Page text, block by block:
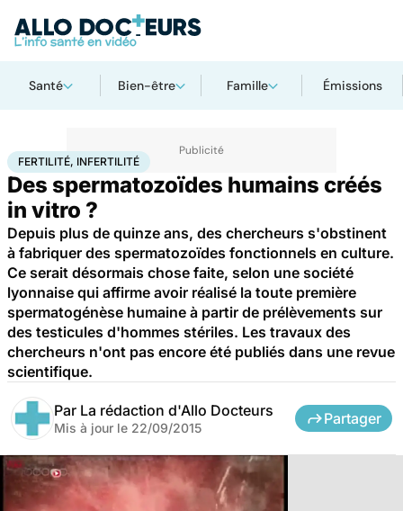
Santé Bien-être Famille Émissions
Accueil SantéMaladiesCancer Fertilité, infertilité
FERTILITÉ, INFERTILITÉ
Des spermatozoïdes humains créés
in vitro ?
Depuis plus de quinze ans, des chercheurs s'obstinent
à fabriquer des spermatozoïdes fonctionnels en culture.
Ce serait désormais chose faite, selon une société
lyonnaise qui affirme avoir réalisé la toute première
spermatogénèse humaine à partir de prélèvements sur
des testicules d'hommes stériles. Les travaux des
chercheurs n'ont pas encore été publiés dans une revue
scientifique.
Par La rédaction d'Allo Docteurs
Mis à jour le 22/09/2015
Partager